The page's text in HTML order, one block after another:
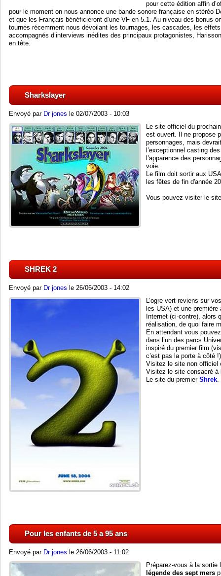
pour cette édition affin
pour le moment on nous annonce une bande sonore française en stéréo
et que les Français bénéficieront d’une VF en 5.1. Au niveau des bonus
tournés récemment nous dévoilant les tournages, les cascades, les
accompagnés d’interviews inédites des principaux protagonistes,
en tête.
Sharkslayer
Envoyé par Dr jones le 02/07/2003 - 10:03
Le site officiel du
est ouvert. Il ne propose
personnages, mais
l’exceptionnel casting
l’apparence des
voie.
Le film doit sortir aux
les fêtes de fin d'année
Vous pouvez visiter le
SHREK 2
Envoyé par Dr jones le 26/06/2003 - 14:02
L’ogre vert reviens sur
les USA) et une
Internet (ci-contre), alors
réalisation, de quoi faire
En attendant vous
dans l’un des parcs
inspiré du premier film
c’est pas la porte à côté
Visitez le site non officiel
Visitez le site consacré à
Le site du premier Shrek.
Pour les enfants de 5 a 95 ans
Envoyé par Dr jones le 26/06/2003 - 11:02
Préparez-vous à la
légende des sept mers